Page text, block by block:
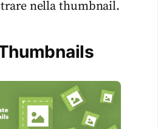
nella thumbnail.